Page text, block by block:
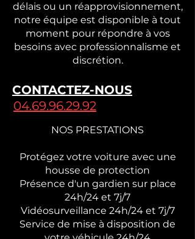
délais ou un réapprovisionnement,
notre équipe est disponible à tout
moment pour répondre à vos
besoins avec professionnalisme et
discrétion.
CONTACTEZ-NOUS
04.69.96.29.92
NOS PRESTATIONS
Protégez votre voiture avec une
housse de protection
Présence d'un gardien sur place
24h/24 et 7j/7
Vidéosurveillance 24h/24 et 7j/7
Service de mise à disposition de